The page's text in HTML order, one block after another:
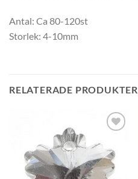
Antal: Ca 80-120st
Storlek: 4-10mm
RELATERADE PRODUKTER